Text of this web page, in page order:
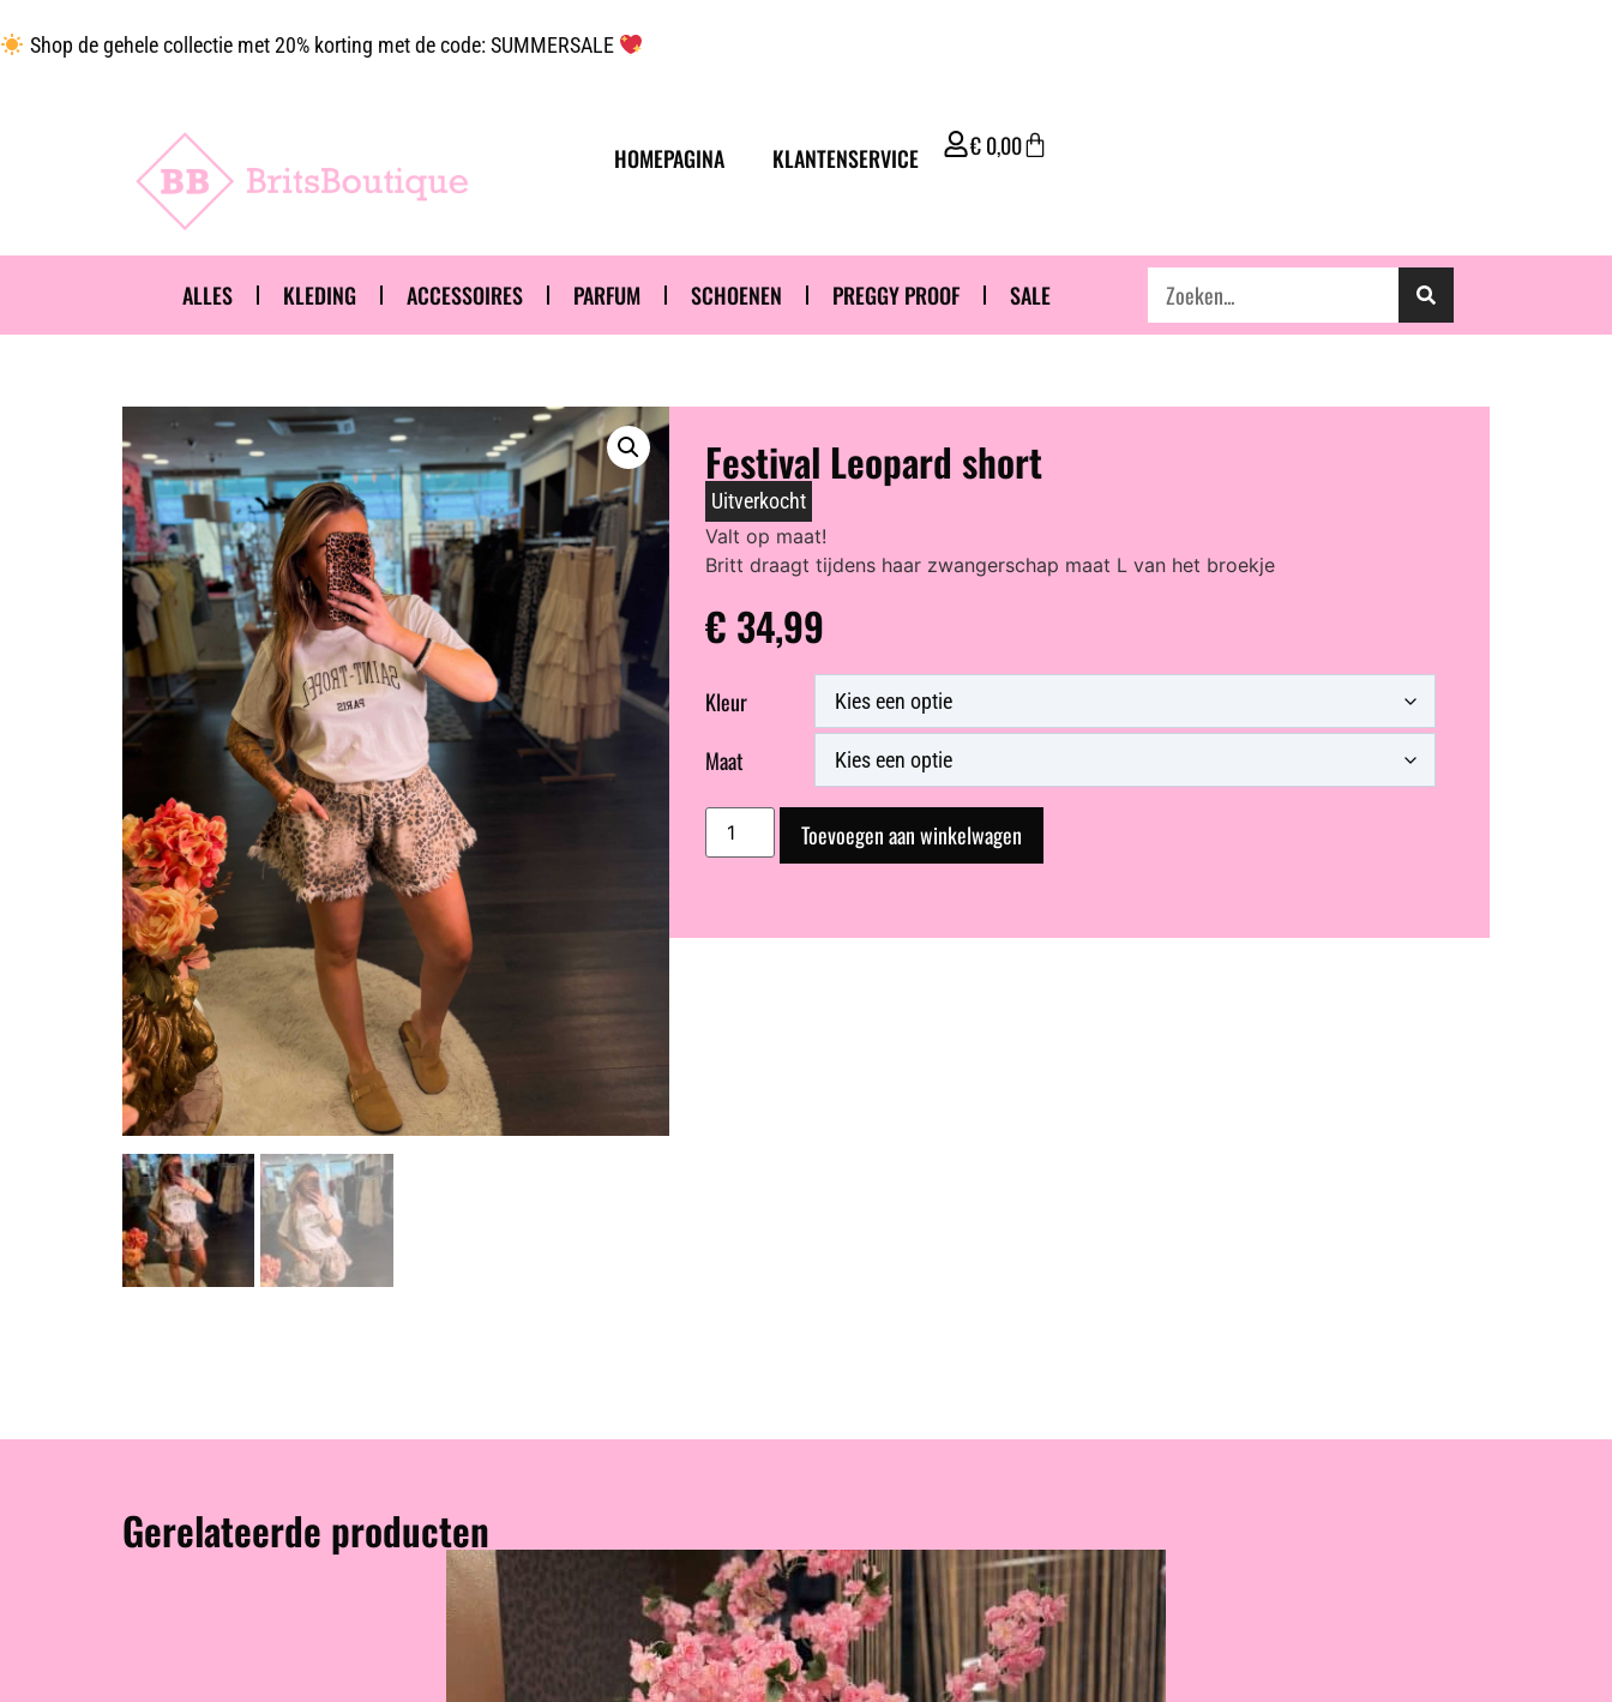
Shop de gehele collectie met 20% korting met de code: SUMMERSALE
HOMEPAGINA KLANTENSERVICE €0,00
ALLES KLEDING ACCESSOIRES PARFUM SCHOENEN PREGGY PROOF SALE
Festival Leopard short
Uitverkocht
Valt op maat!
Britt draagt tijdens haar zwangerschap maat L van het broekje
€ 34,99
Kleur
Maat
Toevoegen aan winkelwagen
Gerelateerde producten